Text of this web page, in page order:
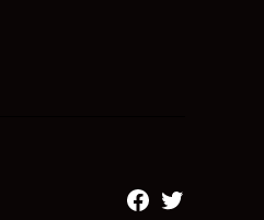
facebook
twitter